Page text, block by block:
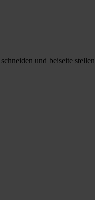
und beiseite stellen